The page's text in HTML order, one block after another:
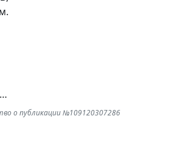
о публикации №109120307286